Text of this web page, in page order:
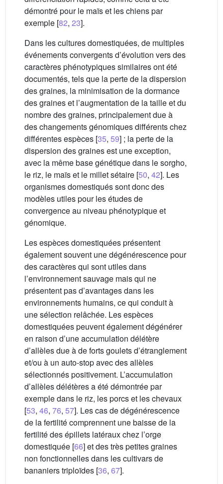
démontré pour le maïs et les chiens par
exemple [82, 23].
Dans les cultures domestiquées, de multiples
événements convergents d’évolution vers des
caractères phénotypiques similaires ont été
documentés, tels que la perte de la dispersion
des graines, la minimisation de la dormance
des graines et l’augmentation de la taille et du
nombre des graines, principalement due à
des changements génomiques différents chez
différentes espèces [35, 59] ; la perte de la
dispersion des graines est une exception,
avec la même base génétique dans le sorgho,
le riz, le maïs et le millet sétaire [50, 42]. Les
organismes domestiqués sont donc des
modèles utiles pour les études de
convergence au niveau phénotypique et
génomique.
Les espèces domestiquées présentent
également souvent une dégénérescence pour
des caractères qui sont utiles dans
l’environnement sauvage mais qui ne
présentent pas d’avantages dans les
environnements humains, ce qui conduit à
une sélection relâchée. Les espèces
domestiquées peuvent également dégénérer
en raison d’une accumulation délétère
d’allèles due à de forts goulets d’étranglement
et/ou à un auto-stop avec des allèles
sélectionnés positivement. L’accumulation
d’allèles délétères a été démontrée par
exemple dans le riz, les porcs et les chevaux
[53, 46, 76, 57]. Les cas de dégénérescence
de la fertilité comprennent une baisse de la
fertilité des épillets latéraux chez l’orge
domestiquée [66] et des très petites graines
non fonctionnelles dans les cultivars de
bananiers triploïdes [36, 67].